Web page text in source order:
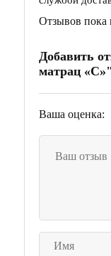
Отзывов пока
Добавить
матрац «С»"
Ваша оценка: